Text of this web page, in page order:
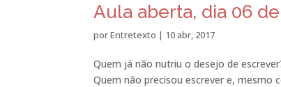
Aula aberta, dia 06
porEntretexto | 10 abr, 2017
Quem já não nutriu o desejo de
Quem não precisou escrever e, mesmo